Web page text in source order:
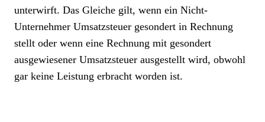
unterwirft. Das Gleiche gilt, wenn ein Nicht-
Unternehmer Umsatzsteuer gesondert in Rechnung
stellt oder wenn eine Rechnung mit gesondert
ausgewiesener Umsatzsteuer ausgestellt wird, obwohl
gar keine Leistung erbracht worden ist.